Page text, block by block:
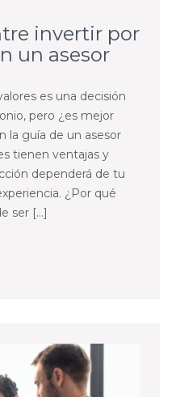
invertir por
un asesor
es una decisión
pero ¿es mejor
la guía de un asesor
tienen ventajas y
dependerá de tu
¿Por qué
ser […]